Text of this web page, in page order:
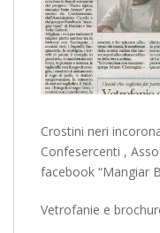
Crostini neri
Confesercenti ,
facebook “Mangiar
Vetrofanie e